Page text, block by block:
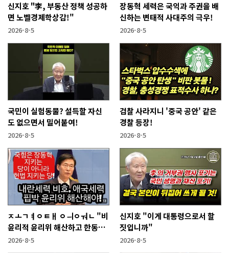
신지호 "李, 부동산 정책 성공하
면 노벨경제학상감!"
2026-8-5
장동혁 세력은 국익과 주권을 배
신하는 변태적 사대주의 극우!
2026-8-5
국민이 실험동물? 설득할 자신
도 없으면서 밀어붙여!
2026-8-5
검찰 사라지니 '중국 공안' 같은
경찰 등장!
2026-8-5
ㅈㅗㄱㅕㅇㅌㅐ ㅇㅢㅇㅝㄴ "비
윤리적 윤리위 해산하고 한동훈
복당 시켜야"
2026-8-5
신지호 "이게 대통령으로서 할
짓입니까"
2026-8-5